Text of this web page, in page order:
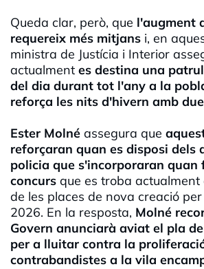
Queda clar, però, que l'augment
requereix més mitjans i, en
ministra de Justícia i Interior
actualment es destina una
del dia durant tot l'any a la
reforça les nits d'hivern amb
Ester Molné assegura que
reforçaran quan es disposi dels
policia que s'incorporaran quan
concurs que es troba actualment
de les places de nova creació
2026. En la resposta, Molné
Govern anunciarà aviat el pla
per a lluitar contra la
contrabandistes a la vila